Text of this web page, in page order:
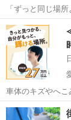
「ずっと同じ場
と嫌いじゃない」 そんな方に
場やコインパーキ
を確...
東京 杉並区
車体のキズやへこ
（スマホもしく
愛知 名古屋市